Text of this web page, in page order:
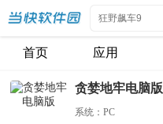
首页 应用
贪婪地牢电脑版
系统：PC